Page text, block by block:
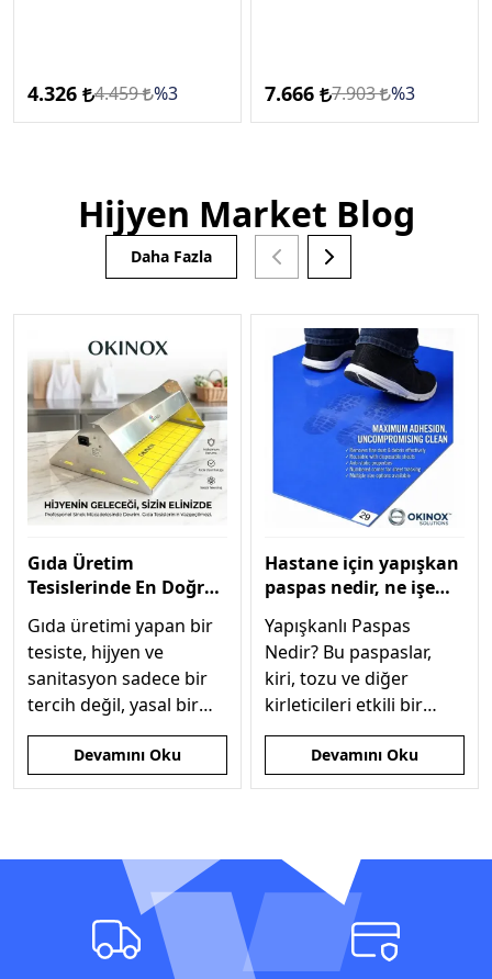
4.326 4.459 %3 7.666 7.903 %3
Hijyen Market Blog
Daha Fazla
Gıda Üretim
Tesislerinde En Doğru
Gıda üretimi yapan bir
tesiste, hijyen ve
sanitasyon sadece bir
tercih değil, yasal bir
zorunluluktur. Sinekler,
taşıdıkları
mikroorganizmalar
en büyük unsurlardan
Devamını Oku: Gıda Üretim Tesislerinde En Doğru Sinek
Hastane için yapışkan
paspas nedir, ne işe
Yapışkanlı Paspas
Nedir? Bu paspaslar,
kiri, tozu ve diğer
kirleticileri etkili bir
şekilde yakalamak için
özel yapışkanlı
tabakalardan oluşur.
Devamını Oku
: Hastane için
Alışveriş Avantajları